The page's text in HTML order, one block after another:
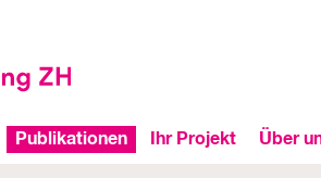
Publikationen Ihr Projekt Über